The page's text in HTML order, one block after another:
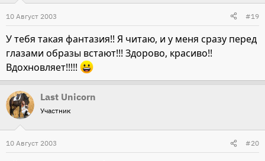
10 Август 2003 #19
У тебя такая фантазия!! Я читаю, и у меня сразу перед
глазами образы встают!!! Здорово, красиво!!
Вдохновляет!!!!!
Last Unicorn
Участник
10 Август 2003 #20